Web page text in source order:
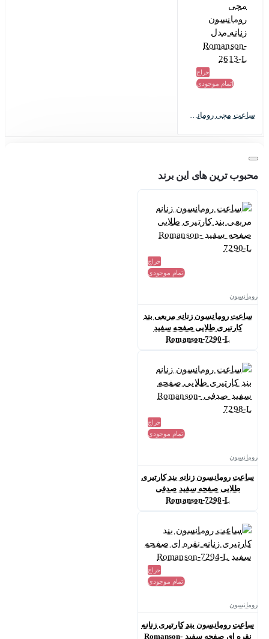
حراج
اتمام موجودی
ساعت مچی رومانسون زنانه مدل Romanson-2613-L
محبوب ترین های این برند
حراج
اتمام موجودی
رومانسون
ساعت رومانسون زنانه مربعی بند
کارتیری طلایی صفحه سفید
Romanson-7290-L
حراج
اتمام موجودی
رومانسون
ساعت رومانسون زنانه بند کارتیری
طلایی صفحه سفید صدفی
Romanson-7298-L
حراج
اتمام موجودی
رومانسون
ساعت رومانسون بند کارتیری زنانه
نقره ای صفحه سفید Romanson-